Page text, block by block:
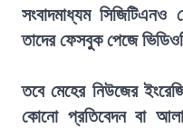
সংবাদমাধ্যম
তাদের ফেসবুক পেজে
তবে মেহের নিউজের
কোনো প্রতিবেদন বা